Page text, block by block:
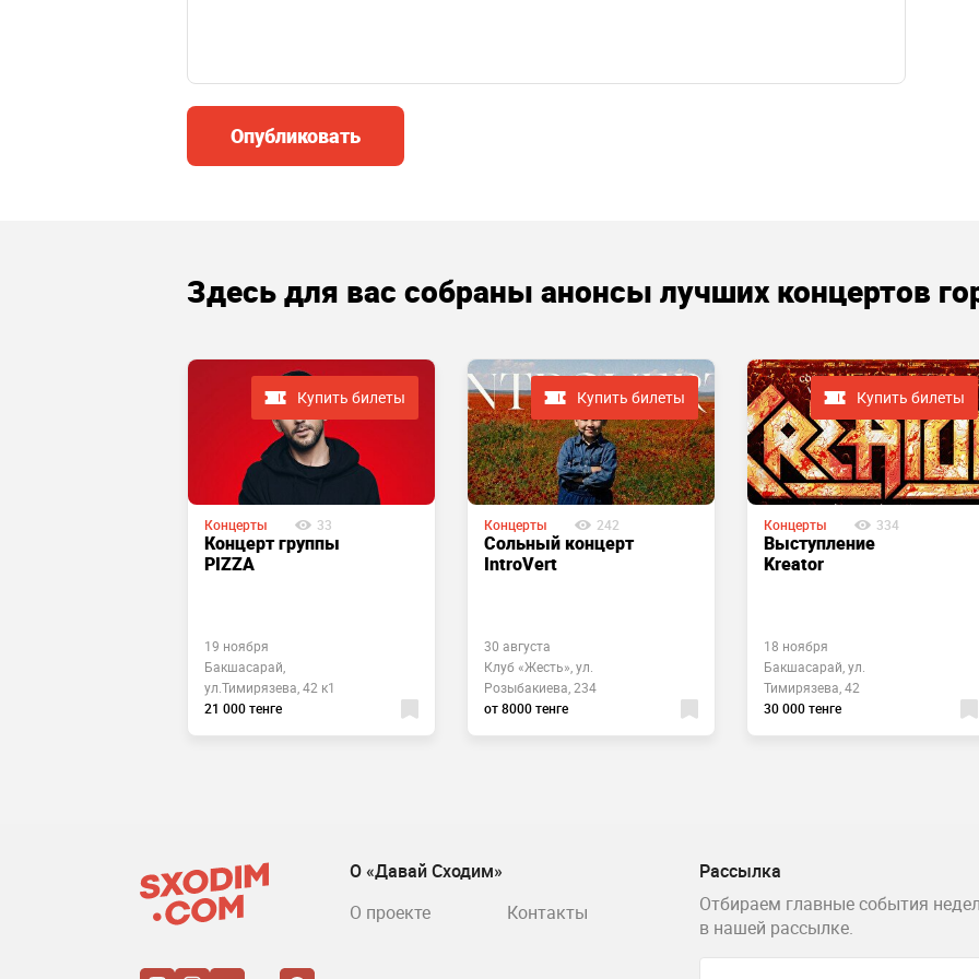
Опубликовать
Здесь для вас собраны анонсы лучших концертов
Купить билеты
Концерты 33
Концерт группы
PIZZA
19 ноября
Бакшасарай,
ул.Тимирязева, 42 к1
21 000 тенге
Купить билеты
Концерты 242
Сольный концерт
IntroVert
30 августа
Клуб «Жесть», ул.
Розыбакиева, 234
от 8000 тенге
Купить билеты
Концерты 334
Выступление
Kreator
18 ноября
Бакшасарай, ул.
Тимирязева, 42
30 000 тенге
Рассылка
Отбираем главные события
в нашей рассылке.
О «Давай Сходим»
О проекте
Контакты